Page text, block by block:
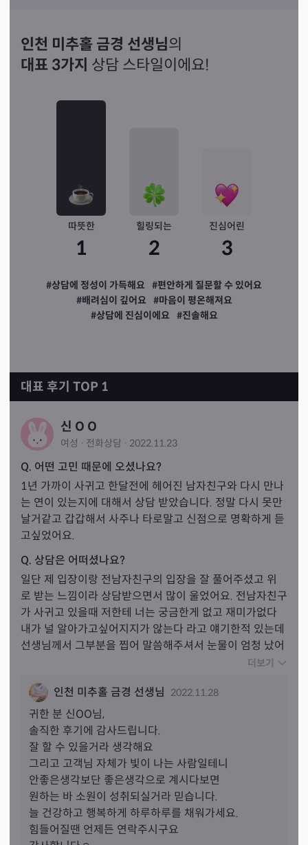
인천 미추홀 금경 선생님의
대표 3가지 상담 스타일이에요!
따뜻한
1
힐링되는
2
진심어린
3
#상담에 정성이 가득해요 #편안하게 질문할 수 있어요
#배려심이 깊어요 #마음이 평온해져요
#상담에 진심이에요 #진솔해요
대표 후기 TOP 1
신 O O
여성 · 전화상담 · 2022.11.23
Q. 어떤 고민 때문에 오셨나요?
1년 가까이 사귀고 한달전에 헤어진 남자친구와 다시 만나
는 연이 있는지에 대해서 상담 받았습니다. 정말 다시 못만
날거같고 갑갑해서 사주나 타로말고 신점으로 명확하게 듣
고싶었어요.
Q. 상담은 어떠셨나요?
일단 제 입장이랑 전남자친구의 입장을 잘 풀어주셨고 위
로 받는 느낌이라 상담받으면서 많이 울었어요. 전남자친구
가 사귀고 있을때 저한테 너는 궁금한게 없고 재미가없다
내가 널 알아가고싶어지지가 않는다 라고 얘기한적 있는데
선생님께서 그부분을 찝어 말씀해주셔서 눈물이 엄청 났어
요. 제가 바뀌어야겠다고 생각은 했는데 제가 너무 힘들어
거 생각만해도 마음이 미어지고 안절부절못하고 날밤새고
그랬는데 워낙 사람을 가볍게 만나는 사람이라는걸 저도 알
고있어서 기운이 안좋은 이번년도는 그 사람이 누굴만나고
다니든 그냥 그러려니 넘어가보고 제 스스로 바뀌어보려고
노력해보겠습니다. 이번년도 기가 정말 안좋고 인연이 끊기
는일이 많다고 하셨는데 22년도가 제 인생에서 가장 암흑
같던 년도 였고 하는일도 제대로 풀린적도 없고 정말 고단
하고 힘들었었어요. 나쁜생각을 태어나서 한번도 해본적이
없는데 21년 12월에서 22년 1월로 넘어오자마자 정말 힘
더보기
인천 미추홀 금경 선생님 2022.11.28
귀한 분 신OO님,
솔직한 후기에 감사드립니다.
잘 할 수 있을거라 생각해요
그리고 고객님 자체가 빛이 나는 사람일테니
안좋은생각보단 좋은생각으로 계시다보면
원하는 바 소원이 성취되실거라 믿습니다.
늘 건강하고 행복하게 하루하루를 채워가세요.
힘들어질땐 언제든 연락주시구요